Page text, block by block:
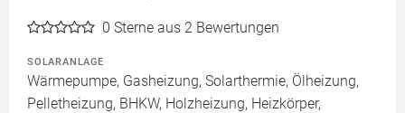
0 Sterne aus 2 Bewertungen
SOLARANLAGE
Wärmepumpe, Gasheizung, Solarthermie, Ölheizung,
Pelletheizung, BHKW, Holzheizung, Heizkörper,